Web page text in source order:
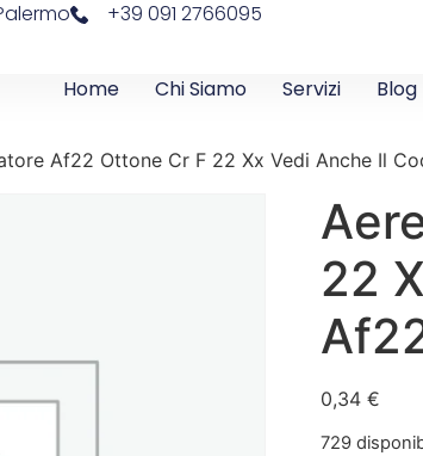
+39 091 2766095
Home Chi Siamo Servizi Blog
Af22 Ottone Cr F 22 Xx Vedi Anche Il
22
0,34 €
729